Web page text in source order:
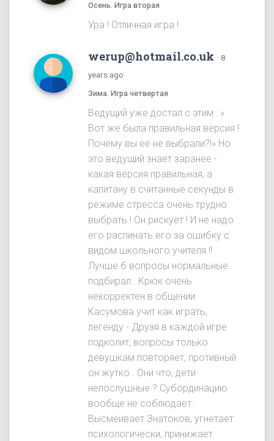
Осень. Игра вторая
Ура ! Отличная игра !
werup@hotmail.co.uk · 8
years ago
Зима. Игра четвертая
Ведущий уже достал с этим : »
Вот же была правильная версия !
Почему вы ее не выбрали?!» Но
это ведущий знает заранее -
какая версия правильная, а
капитану в считанные секунды в
режиме стресса очень трудно
выбрать ! Он рискует ! И не надо
его распинать его за ошибку с
видом школьного учителя !!
Лучше б вопросы нормальные
подбирал...Крюк очень
некорректен в общении.
Касумова учит как играть,
легенду - Друзя в каждой игре
подколит, вопросы только
девушкам повторяет, противный
он жутко.. Они что, дети
непослушные ? Субординацию
вообще не соблюдает.
Высмеивает Знатокoв, угнетает
психологически, принижает